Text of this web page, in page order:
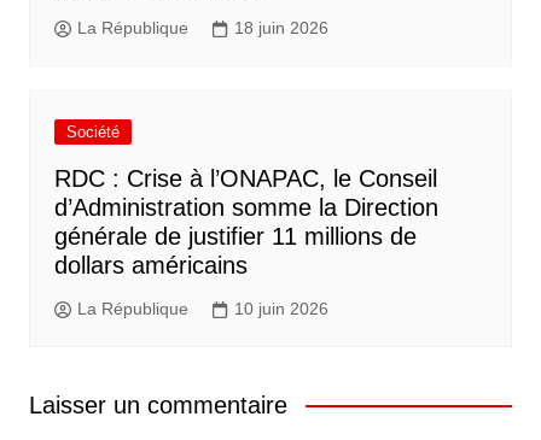
La République 18 juin 2026
Société
RDC : Crise à l’ONAPAC, le Conseil
d’Administration somme la Direction
générale de justifier 11 millions de
dollars américains
La République 10 juin 2026
Laisser un commentaire